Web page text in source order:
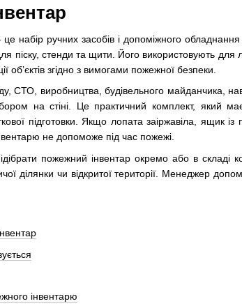
набір ручних засобів і допоміжного
піску, стенди та щити. Його використовують для
об’єктів згідно з вимогами пожежної безпеки.
СТО, виробництва, будівельного майданчика,
на стіні. Це практичний комплект, який
підготовки. Якщо лопата заіржавіла, ящик
не допоможе під час пожежі.
пожежний інвентар окремо або в складі
ділянки чи відкритої території. Менеджер
інвентарю